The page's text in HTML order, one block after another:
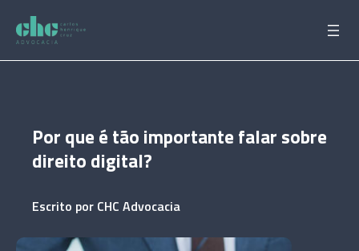
para
conteúdo
Por que é tão importante falar sobre
direito digital?
Escrito por CHC Advocacia